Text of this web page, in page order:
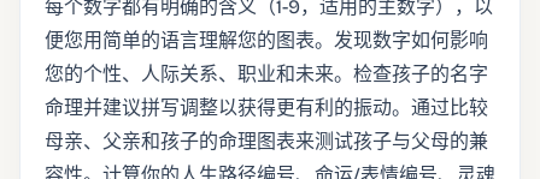
每个数字都有明确的含义（1-9，适用的主数字），以
便您用简单的语言理解您的图表。发现数字如何影响
您的个性、人际关系、职业和未来。检查孩子的名字
命理并建议拼写调整以获得更有利的振动。通过比较
母亲、父亲和孩子的命理图表来测试孩子与父母的兼